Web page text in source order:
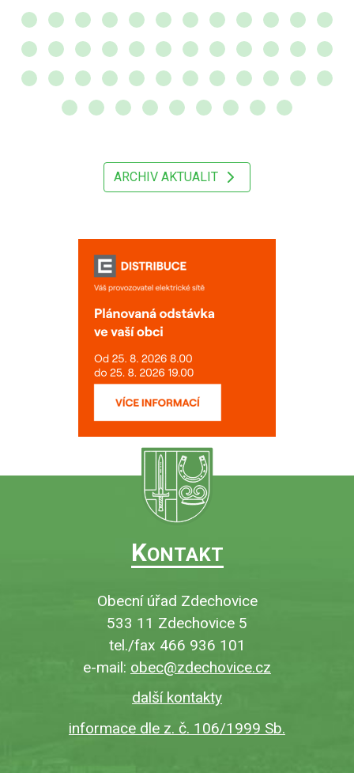
ARCHIV AKTUALIT
KONTAKT
Obecní úřad Zdechovice
533 11 Zdechovice 5
tel./fax 466 936 101
e-mail: obec@zdechovice.cz
další kontakty
informace dle z. č. 106/1999 Sb.